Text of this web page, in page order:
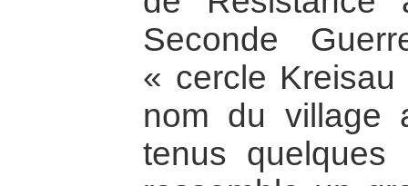
Seconde
« cercle
nom du village
tenus quelques